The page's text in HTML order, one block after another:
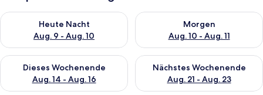
Heute Nacht
Aug. 9 - Aug. 10
Überprüfe die Verfügbarkeit für heute Nacht, Aug. 9 - Aug.
Morgen
Aug. 10 - Aug. 11
Überprüfe die Verfügbarkeit
Dieses Wochenende
Aug. 14 - Aug. 16
Überprüfe die Verfügbarkeit für dieses Wochenende, Aug. 14
Nächstes Wochenende
Aug. 21 - Aug. 23
Überprüfe die Verfügbarkeit